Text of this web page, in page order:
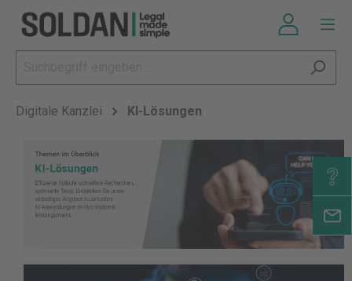
Digitale Kanzlei KI-Lösungen